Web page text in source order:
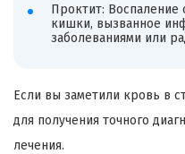
Проктит: Воспаление
кишки, вызванное
заболеваниями или
Если вы заметили кровь в
для получения точного
лечения.